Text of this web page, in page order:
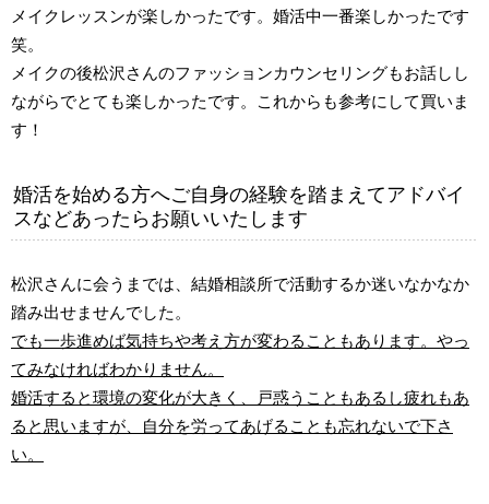
メイクレッスンが楽しかったです。婚活中一番楽しかったです
笑。
メイクの後松沢さんのファッションカウンセリングもお話しし
ながらでとても楽しかったです。これからも参考にして買いま
す！
婚活を始める方へご自身の経験を踏まえてアドバイ
スなどあったらお願いいたします
松沢さんに会うまでは、結婚相談所で活動するか迷いなかなか
踏み出せませんでした。
でも一歩進めば気持ちや考え方が変わることもあります。やっ
てみなければわかりません。
婚活すると環境の変化が大きく、戸惑うこともあるし疲れもあ
ると思いますが、自分を労ってあげることも忘れないで下さ
い。